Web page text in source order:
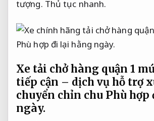
tượng. Thủ tục nhanh.
Phù hợp đi lại hằng ngày.
Xe tải chở hàng quận 1
tiếp cận – dịch vụ hỗ trợ
chuyển chỉn chu Phù hợp
ngày.